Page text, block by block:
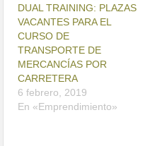
DUAL TRAINING: PLAZAS
VACANTES PARA EL
CURSO DE
TRANSPORTE DE
MERCANCÍAS POR
CARRETERA
6 febrero, 2019
En «Emprendimiento»